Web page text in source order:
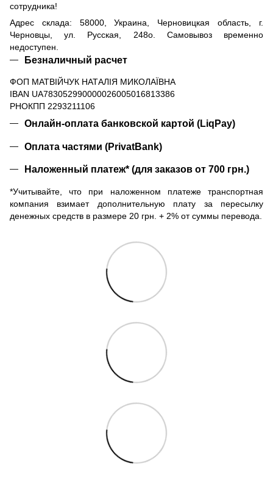
сотрудника!
Адрес склада: 58000, Украина, Черновицкая область, г.
Черновцы, ул. Русская, 248о. Самовывоз временно
недоступен.
Безналичный расчет
ФОП МАТВІЙЧУК НАТАЛІЯ МИКОЛАЇВНА
IBAN UA783052990000026005016813386
РНОКПП 2293211106
Онлайн-оплата банковской картой (LiqPay)
Оплата частями (PrivatBank)
Наложенный платеж* (для заказов от 700 грн.)
*Учитывайте, что при наложенном платеже транспортная
компания взимает дополнительную плату за пересылку
денежных средств в размере 20 грн. + 2% от суммы перевода.